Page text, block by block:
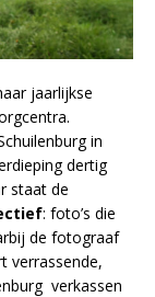
jaarlijkse
in
dertig
staat de
: foto’s die
de fotograaf
verrassende,
verkassen